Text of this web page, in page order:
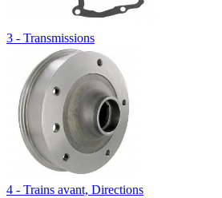
3 - Transmissions
4 - Trains avant, Directions